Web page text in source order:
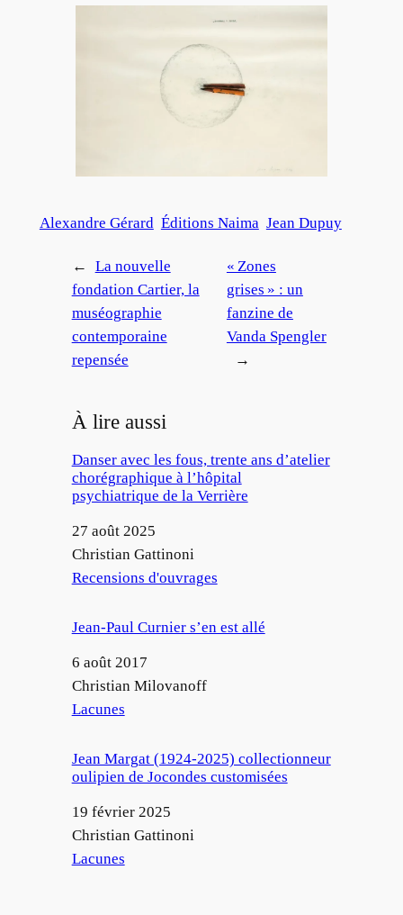
Alexandre Gérard Éditions Naima Jean Dupuy
←
La nouvelle
fondation Cartier, la
muséographie
contemporaine
repensée
« Zones
grises » : un
fanzine de
Vanda Spengler
→
À lire aussi
Danser avec les fous, trente ans d’atelier
chorégraphique à l’hôpital
psychiatrique de la Verrière
Date
27 août 2025
Auteur
Christian Gattinoni
Par rapport à
Recensions d'ouvrages
Jean-Paul Curnier s’en est allé
Date
6 août 2017
Auteur
Christian Milovanoff
Par rapport à
Lacunes
Jean Margat (1924-2025) collectionneur
oulipien de Jocondes customisées
Date
19 février 2025
Auteur
Christian Gattinoni
Par rapport à
Lacunes